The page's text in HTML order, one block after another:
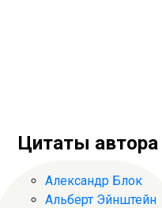
Цитаты автора
Александр Блок
Альберт Эйнштейн